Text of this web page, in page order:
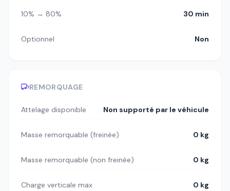
10% → 80% 30 min
Optionnel Non
REMORQUAGE
Attelage disponible Non supporté par le véhicule
Masse remorquable (freinée) 0 kg
Masse remorquable (non freinée) 0 kg
Charge verticale max 0 kg